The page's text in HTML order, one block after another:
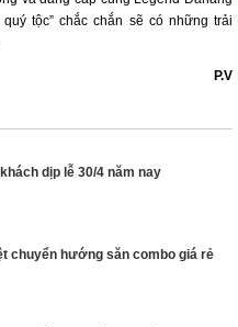
tộc” chắc chắn sẽ có những trải
P.V
dịp lễ 30/4 năm nay
chuyển hướng săn combo giá rẻ